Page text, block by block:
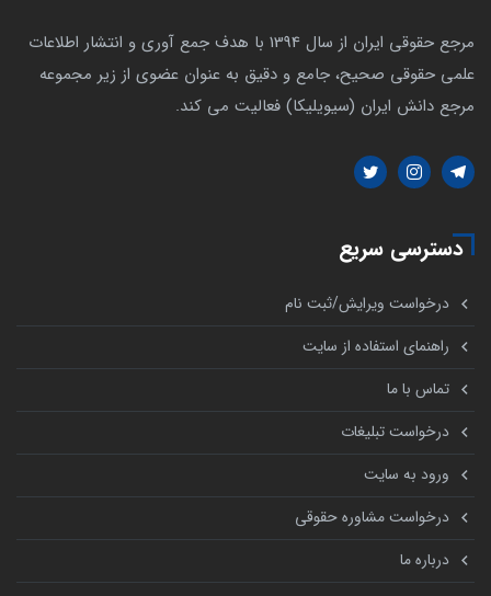
مرجع حقوقی ایران از سال 1394 با هدف جمع آوری و انتشار اطلاعات
علمی حقوقی صحیح، جامع و دقیق به عنوان عضوی از زیر مجموعه
مرجع دانش ایران (سیویلیکا) فعالیت می کند.
دسترسی سریع
درخواست ویرایش/ثبت نام
راهنمای استفاده از سایت
تماس با ما
درخواست تبلیغات
ورود به سایت
درخواست مشاوره حقوقی
درباره ما